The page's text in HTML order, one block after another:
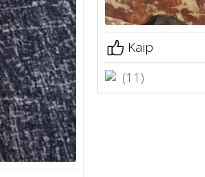
Kaip
(11)